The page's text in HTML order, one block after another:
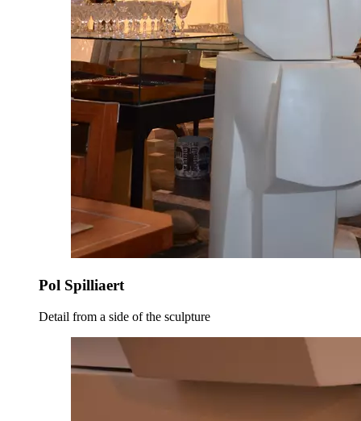
Pol Spilliaert
Detail from a side of the sculpture